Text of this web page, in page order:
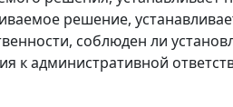
решение,
соблюден ли
к административной